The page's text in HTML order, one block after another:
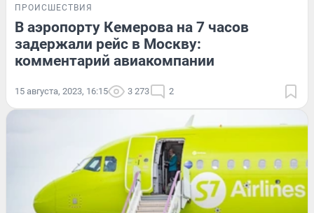
ПРОИСШЕСТВИЯ
В аэропорту Кемерова на 7 часов
задержали рейс в Москву:
комментарий авиакомпании
15 августа, 2023, 16:15 3 273 2